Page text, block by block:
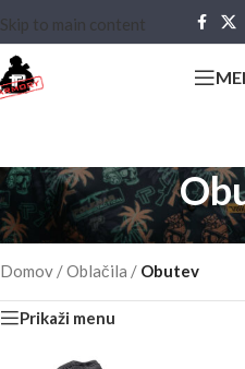
Skip to main content
Domov /Oblačila / Obutev
Prikaži menu